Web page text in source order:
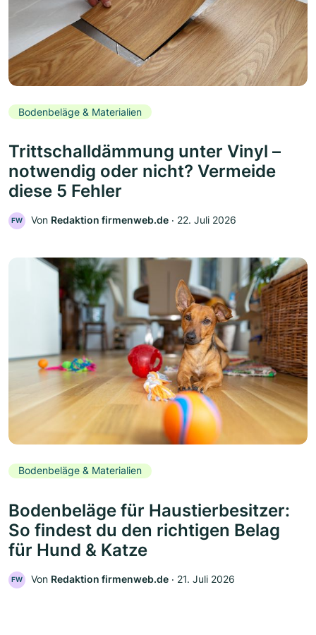
Bodenbeläge & Materialien
Trittschalldämmung unter Vinyl –
notwendig oder nicht? Vermeide
diese 5 Fehler
FW Von Redaktion firmenweb.de ‧ 22. Juli 2026
Bodenbeläge & Materialien
Bodenbeläge für Haustierbesitzer:
So findest du den richtigen Belag
für Hund & Katze
FW Von Redaktion firmenweb.de ‧ 21. Juli 2026